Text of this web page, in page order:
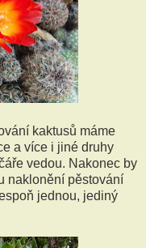
kaktusů máme
a více i jiné druhy
vedou. Nakonec by
naklonění pěstování
jednou, jediný